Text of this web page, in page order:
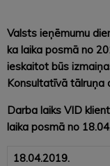
Valsts ieņēmumu
ka laika posmā no
ieskaitot būs
Konsultatīvā tālruņa
Darba laiks VID
laika posmā no
18.04.2019.